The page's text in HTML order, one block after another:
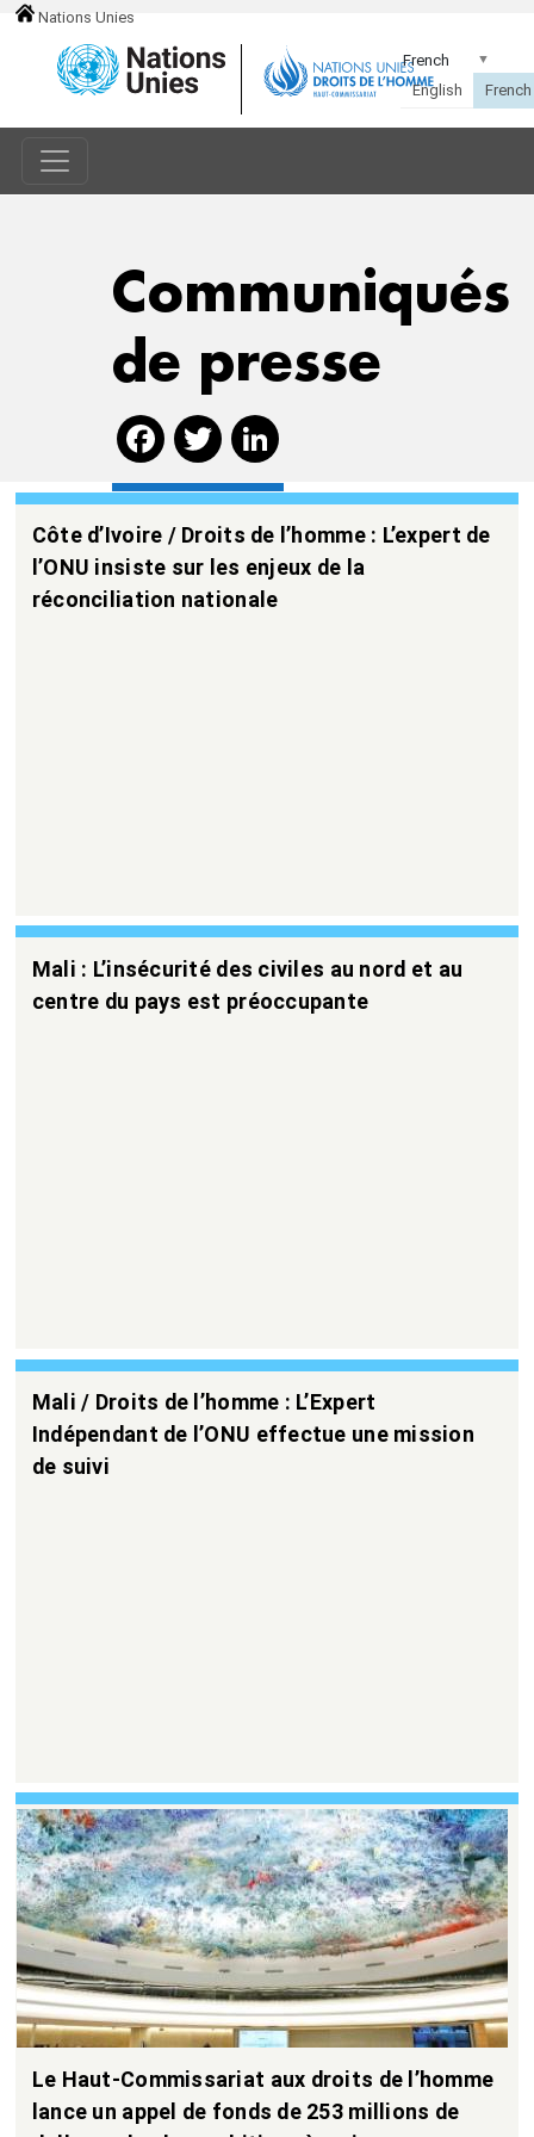
Nations Unies
Communiqués
de presse
Facebook
Twitter
Côte d’Ivoire / Droits de l’homme : L’expert de
l’ONU insiste sur les enjeux de la
réconciliation nationale
Mali : L’insécurité des civiles au nord et au
centre du pays est préoccupante
Mali / Droits de l’homme : L’Expert
Indépendant de l’ONU effectue une mission
de suivi
Le Haut-Commissariat aux droits de l’homme
lance un appel de fonds de 253 millions de